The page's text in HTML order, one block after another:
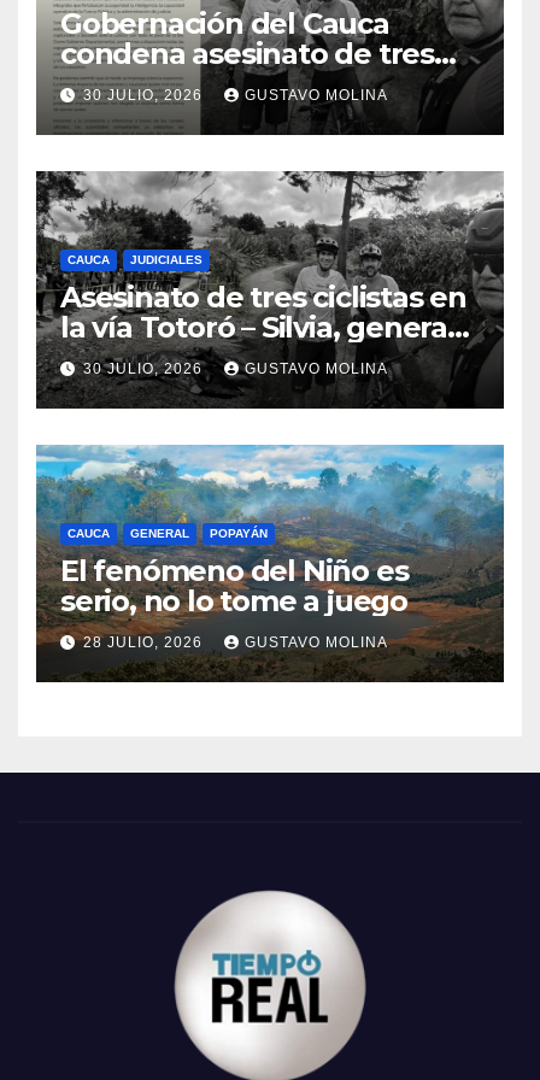
Gobernación del Cauca
condena asesinato de tres
ciudadanos y exige medidas
urgentes al Gobierno
Nacional
30 JULIO, 2026 GUSTAVO MOLINA
CAUCA JUDICIALES
Asesinato de tres ciclistas en
la vía Totoró – Silvia, genera
consternación en el Cauca
30 JULIO, 2026 GUSTAVO MOLINA
CAUCA GENERAL POPAYÁN
El fenómeno del Niño es
serio, no lo tome a juego
28 JULIO, 2026 GUSTAVO MOLINA